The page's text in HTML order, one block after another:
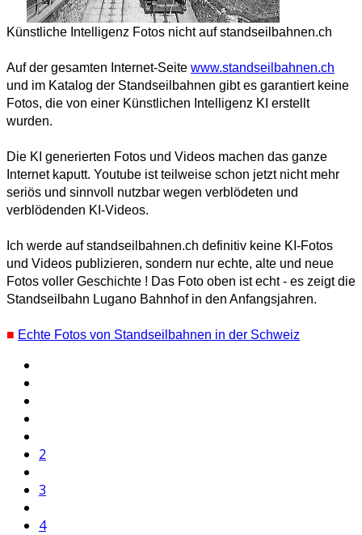
Künstliche Intelligenz Fotos nicht auf standseilbahnen.ch
Auf der gesamten Internet-Seite www.standseilbahnen.ch
und im Katalog der Standseilbahnen gibt es garantiert keine
Fotos, die von einer Künstlichen Intelligenz KI erstellt
wurden.
Die KI generierten Fotos und Videos machen das ganze
Internet kaputt. Youtube ist teilweise schon jetzt nicht mehr
seriös und sinnvoll nutzbar wegen verblödeten und
verblödenden KI-Videos.
Ich werde auf standseilbahnen.ch definitiv keine KI-Fotos
und Videos publizieren, sondern nur echte, alte und neue
Fotos voller Geschichte ! Das Foto oben ist echt - es zeigt die
Standseilbahn Lugano Bahnhof in den Anfangsjahren.
■ Echte Fotos von Standseilbahnen in der Schweiz
2
3
4